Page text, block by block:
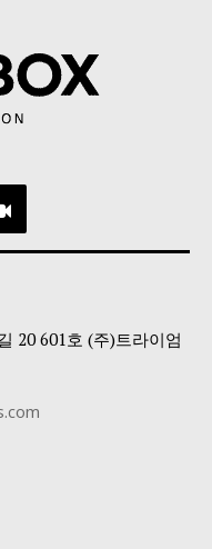
20 601호 (주)트라이엄